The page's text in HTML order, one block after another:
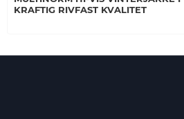
KRAFTIG RIVFAST KVALITET